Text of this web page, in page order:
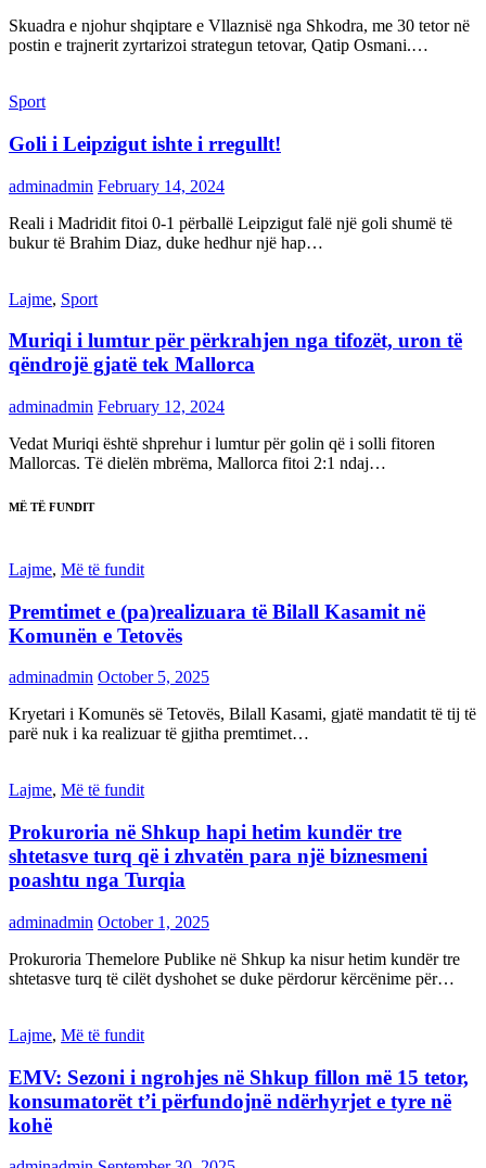
Skuadra e njohur shqiptare e Vllaznisë nga Shkodra, me 30 tetor në
postin e trajnerit zyrtarizoi strategun tetovar, Qatip Osmani.…
Sport
Goli i Leipzigut ishte i rregullt!
adminadmin February 14, 2024
Reali i Madridit fitoi 0-1 përballë Leipzigut falë një goli shumë të
bukur të Brahim Diaz, duke hedhur një hap…
Lajme, Sport
Muriqi i lumtur për përkrahjen nga tifozët, uron të
qëndrojë gjatë tek Mallorca
adminadmin February 12, 2024
Vedat Muriqi është shprehur i lumtur për golin që i solli fitoren
Mallorcas. Të dielën mbrëma, Mallorca fitoi 2:1 ndaj…
MË TË FUNDIT
Lajme, Më të fundit
Premtimet e (pa)realizuara të Bilall Kasamit në
Komunën e Tetovës
adminadmin October 5, 2025
Kryetari i Komunës së Tetovës, Bilall Kasami, gjatë mandatit të tij të
parë nuk i ka realizuar të gjitha premtimet…
Lajme, Më të fundit
Prokuroria në Shkup hapi hetim kundër tre
shtetasve turq që i zhvatën para një biznesmeni
poashtu nga Turqia
adminadmin October 1, 2025
Prokuroria Themelore Publike në Shkup ka nisur hetim kundër tre
shtetasve turq të cilët dyshohet se duke përdorur kërcënime për…
Lajme, Më të fundit
EMV: Sezoni i ngrohjes në Shkup fillon më 15 tetor,
konsumatorët t’i përfundojnë ndërhyrjet e tyre në
kohë